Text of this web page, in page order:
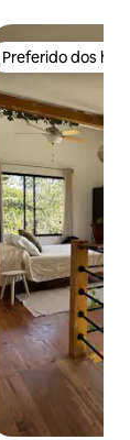
média de
Preferido dos
Preferido dos